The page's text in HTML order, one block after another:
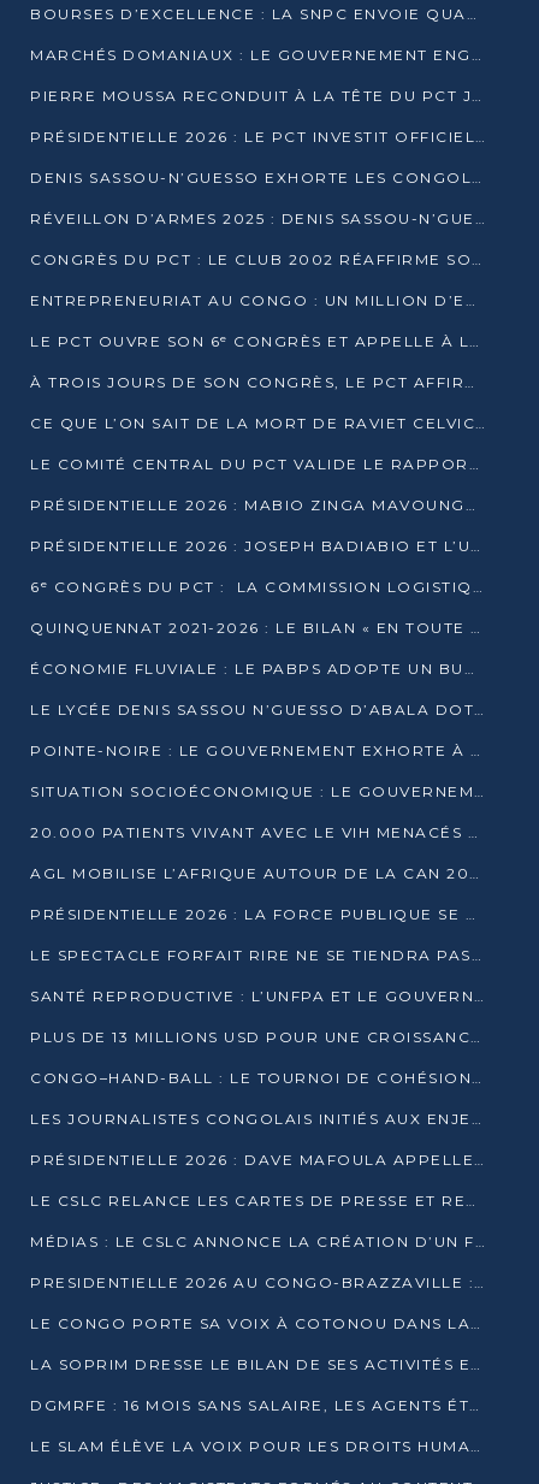
BOURSES D’EXCELLENCE : LA SNPC ENVOIE QUATRE NOUVEAUX TALENTS CONGOLAIS SE FORMER À BAKOU
MARCHÉS DOMANIAUX : LE GOUVERNEMENT ENGAGE LA STRUCTURATION DES TAXES D’ASSAINISSEMENT
PIERRE MOUSSA RECONDUIT À LA TÊTE DU PCT JUSQU’EN 2031
PRÉSIDENTIELLE 2026 : LE PCT INVESTIT OFFICIELLEMENT DENIS SASSOU NGUESSO
DENIS SASSOU-N’GUESSO EXHORTE LES CONGOLAIS À L’UNITÉ ET AU FAIR-PLAY DÉMOCRATIQUE EN 2026
RÉVEILLON D’ARMES 2025 : DENIS SASSOU-N’GUESSO GARANTIT DES ÉLECTIONS 2026 PAISIBLES ET SÉCURISÉES
CONGRÈS DU PCT : LE CLUB 2002 RÉAFFIRME SON SOUTIEN À DENIS SASSOU-N’GUESSO POUR 2026
ENTREPRENEURIAT AU CONGO : UN MILLION D’EUROS POUR FINANCER LES STARTUPS DÈS 2026
LE PCT OUVRE SON 6ᵉ CONGRÈS ET APPELLE À LA CANDIDATURE DE DENIS SASSOU NGUESSO
À TROIS JOURS DE SON CONGRÈS, LE PCT AFFIRME AVOIR ATTEINT TOUS SES OBJECTIFS
CE QUE L’ON SAIT DE LA MORT DE RAVIET CELVIC N’TSIANTSIE
LE COMITÉ CENTRAL DU PCT VALIDE LE RAPPORT DU CONGRÈS ET SOUTIENT DENIS SASSOU N’GUESSO
PRÉSIDENTIELLE 2026 : MABIO ZINGA MAVOUNGOU DÉCLARE SA CANDIDATURE ET CHARGE LE BILAN DU PCT
PRÉSIDENTIELLE 2026 : JOSEPH BADIABIO ET L’UDH-YUKI JOUENT LA PRUDENCE
6ᵉ CONGRÈS DU PCT : LA COMMISSION LOGISTIQUE ASSURE LA DISTRIBUTION DES KITS
QUINQUENNAT 2021-2026 : LE BILAN « EN TOUTE TRANSPARENCE » PRÉSENTÉ À LA PRESSE
ÉCONOMIE FLUVIALE : LE PABPS ADOPTE UN BUDGET 2026 DE PLUS DE 2,7 MILLIARDS FCFA
LE LYCÉE DENIS SASSOU N’GUESSO D’ABALA DOTÉ D’UNE SALLE MULTIMÉDIA
POINTE-NOIRE : LE GOUVERNEMENT EXHORTE À UN USAGE RESPONSABLE DU NOUVEAU MATÉRIEL MUNICIPAL
SITUATION SOCIOÉCONOMIQUE : LE GOUVERNEMENT INTERPELLÉ DEVANT LE SÉNAT
20.000 PATIENTS VIVANT AVEC LE VIH MENACÉS D’ARRÊT DE TRAITEMENT
AGL MOBILISE L’AFRIQUE AUTOUR DE LA CAN 2025
PRÉSIDENTIELLE 2026 : LA FORCE PUBLIQUE SE PRÉPARE À SÉCURISER LE SCRUTIN
LE SPECTACLE FORFAIT RIRE NE SE TIENDRA PAS LE 1ER JANVIER
SANTÉ REPRODUCTIVE : L’UNFPA ET LE GOUVERNEMENT AFFINENT LES PRIORITÉS DE 2026
PLUS DE 13 MILLIONS USD POUR UNE CROISSANCE VERTE ET SOUVERAINE
CONGO–HAND-BALL : LE TOURNOI DE COHÉSION ET DE FRATERNITÉ ALLUME SES LAMPIONS À BRAZZAVILLE
LES JOURNALISTES CONGOLAIS INITIÉS AUX ENJEUX DE L’ÉCONOMIE BLEUE
PRÉSIDENTIELLE 2026 : DAVE MAFOULA APPELLE LES CONGOLAIS À UN « NOUVEAU DÉPART »
LE CSLC RELANCE LES CARTES DE PRESSE ET RECONNAÎT OFFICIELLEMENT LES MÉDIAS EN LIGNE
MÉDIAS : LE CSLC ANNONCE LA CRÉATION D’UN FONDS D’APPUI À LA PRESSE
PRESIDENTIELLE 2026 AU CONGO-BRAZZAVILLE : UN CASTING ÉLARGI
LE CONGO PORTE SA VOIX À COTONOU DANS LA LUTTE CONTRE LA TUBERCULOSE
LA SOPRIM DRESSE LE BILAN DE SES ACTIVITÉS ET FIXE DE NOUVELLES PRIORITÉS
DGMRFE : 16 MOIS SANS SALAIRE, LES AGENTS ÉTOUFFENT DANS LE SILENCE
LE SLAM ÉLÈVE LA VOIX POUR LES DROITS HUMAINS À BRAZZAVILLE